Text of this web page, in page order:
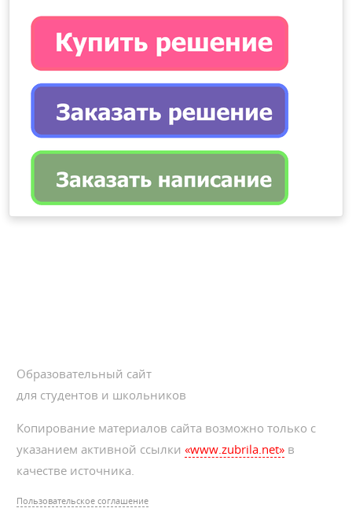
Образовательный сайт
для студентов и школьников
Копирование материалов сайта возможно только с
указанием активной ссылки«www.zubrila.net» в
качестве источника.
Пользовательское соглашение